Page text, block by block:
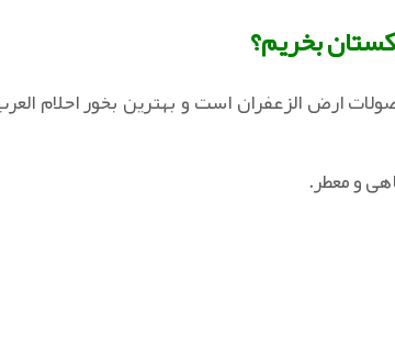
بخریم؟
ارض الزعفران است و بهترین بخور احلام
و معطر.